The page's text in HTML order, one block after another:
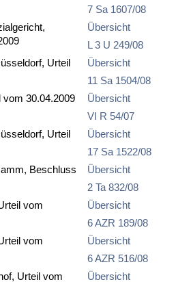
7 Sa 1607/08
Übersicht
L 3 U 249/08
Urteil
Übersicht
11 Sa 1504/08
vom 30.04.2009
Übersicht
VI R 54/07
Urteil
Übersicht
17 Sa 1522/08
Beschluss
Übersicht
2 Ta 832/08
vom
Übersicht
6 AZR 189/08
vom
Übersicht
6 AZR 516/08
Urteil vom
Übersicht